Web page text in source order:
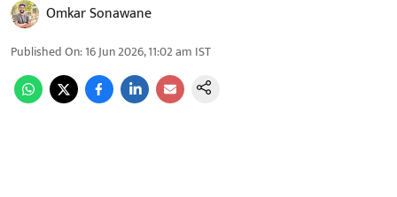
Omkar Sonawane
Published On:16 Jun 2026, 11:02 am IST